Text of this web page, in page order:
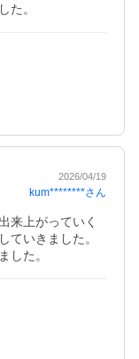
た。
2026/04/19
kum********さん
来上がっていく
ていきました。
した。